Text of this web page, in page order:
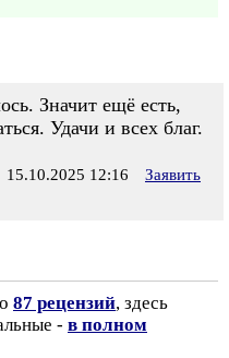
Значит ещё есть,
Удачи и всех благ.
15.10.2025 12:16
Заявить
87 рецензий, здесь
- в полном